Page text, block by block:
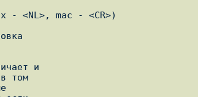
- <NL>, mac - <CR>)
и
том